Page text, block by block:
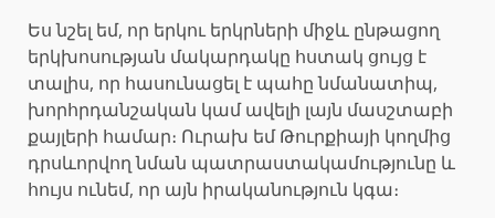
Ես նշել եմ, որ երկու երկրների միջև ընթացող
երկխոսության մակարդակը հստակ ցույց է
տալիս, որ հասունացել է պահը նմանատիպ,
խորհրդանշական կամ ավելի լայն մասշտաբի
քայլերի համար։ Ուրախ եմ Թուրքիայի կողմից
դրսևորվող նման պատրաստակամությունը և
հույս ունեմ, որ այն իրականություն կգա։